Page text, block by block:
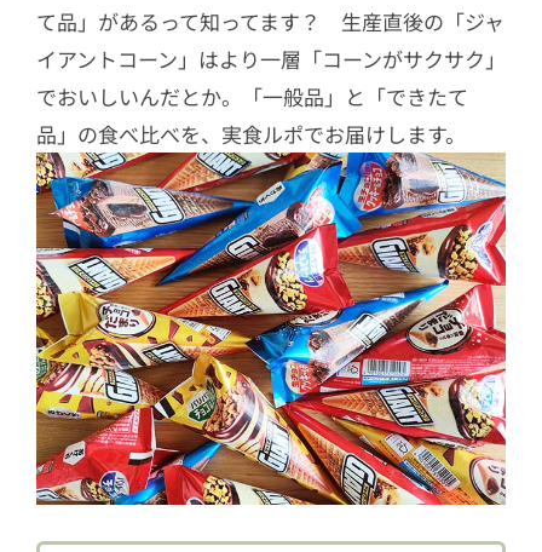
て品」があるって知ってます？ 生産直後の「ジャ
イアントコーン」はより一層「コーンがサクサク」
でおいしいんだとか。「一般品」と「できたて
品」の食べ比べを、実食ルポでお届けします。